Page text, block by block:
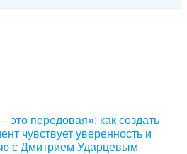
передовая»: как создать
чувствует уверенность и
с Дмитрием Ударцевым